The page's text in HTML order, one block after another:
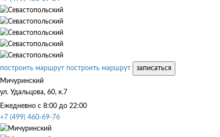
построить маршрут построить маршрут
записаться
Мичуринский
ул. Удальцова, 60, к.7
Ежедневно с 8:00 до 22:00
+7 (499) 460-69-76